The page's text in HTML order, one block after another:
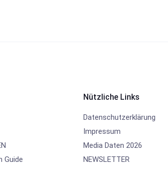
Guide
Nützliche Links
Datenschutzerklärung
Impressum
Media Daten 2026
NEWSLETTER